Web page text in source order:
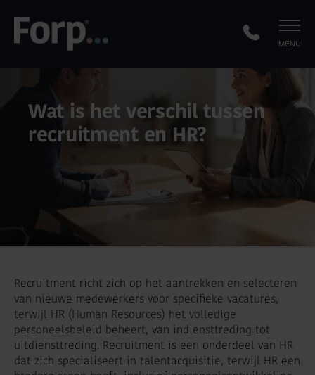
MENU
Wat is het verschil tussen
recruitment en HR?
Recruitment richt zich op het aantrekken en selecteren
van nieuwe medewerkers voor specifieke vacatures,
terwijl HR (Human Resources) het volledige
personeelsbeleid beheert, van indiensttreding tot
uitdiensttreding. Recruitment is een onderdeel van HR
dat zich specialiseert in talentacquisitie, terwijl HR een